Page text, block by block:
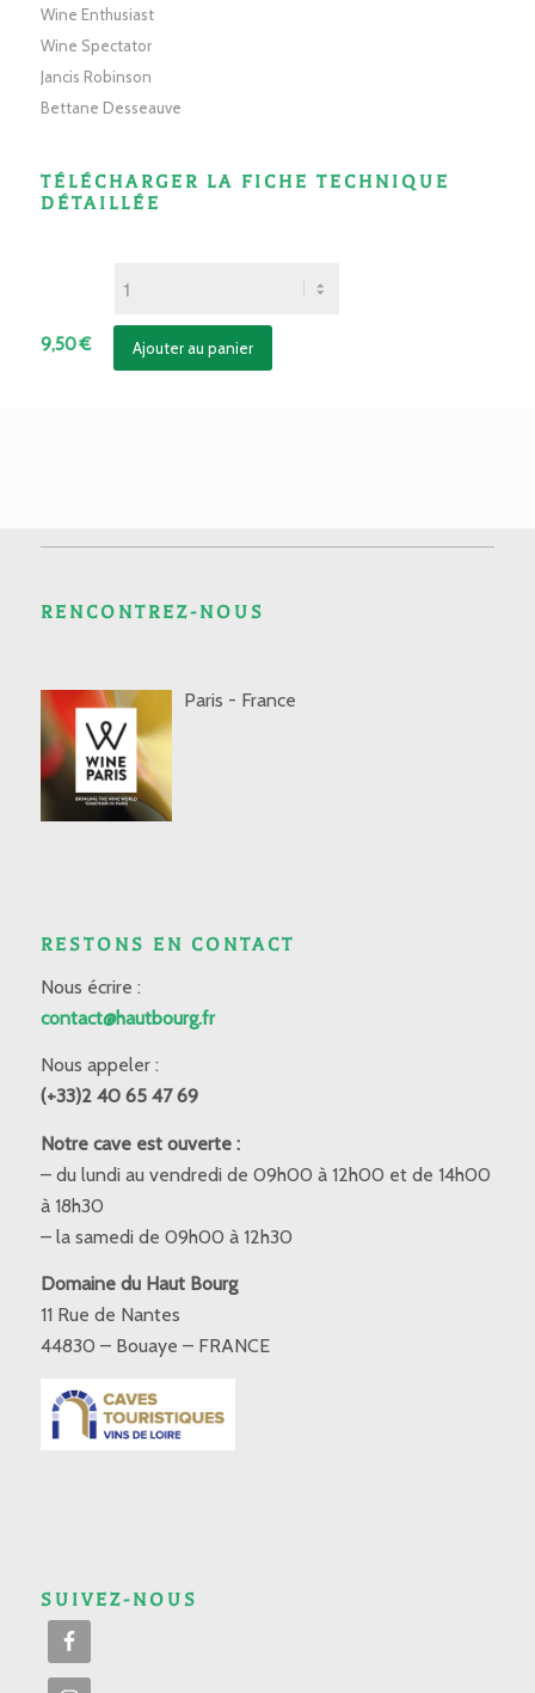
Wine Enthusiast
Wine Spectator
Jancis Robinson
Bettane Desseauve
TÉLÉCHARGER LA FICHE TECHNIQUE
DÉTAILLÉE
9,50€ Ajouter au panier
RENCONTREZ-NOUS
Paris - France
RESTONS EN CONTACT
Nous écrire :
contact@hautbourg.fr
Nous appeler :
(+33)2 40 65 47 69
Notre cave est ouverte :
– du lundi au vendredi de 09h00 à 12h00 et de 14h00
à 18h30
– la samedi de 09h00 à 12h30
Domaine du Haut Bourg
11 Rue de Nantes
44830 – Bouaye – FRANCE
SUIVEZ-NOUS